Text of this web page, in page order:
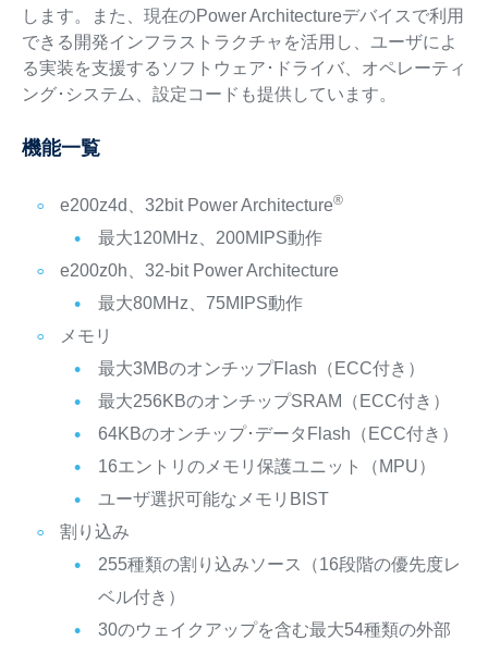
します。また、現在のPower Architectureデバイスで利用
できる開発インフラストラクチャを活用し、ユーザによ
る実装を支援するソフトウェア･ドライバ、オペレーティ
ング･システム、設定コードも提供しています。
機能一覧
e200z4d、32bit Power Architecture®
最大120MHz、200MIPS動作
e200z0h、32-bit Power Architecture
最大80MHz、75MIPS動作
メモリ
最大3MBのオンチップFlash（ECC付き）
最大256KBのオンチップSRAM（ECC付き）
64KBのオンチップ･データFlash（ECC付き）
16エントリのメモリ保護ユニット（MPU）
ユーザ選択可能なメモリBIST
割り込み
255種類の割り込みソース（16段階の優先度レ
ベル付き）
30のウェイクアップを含む最大54種類の外部